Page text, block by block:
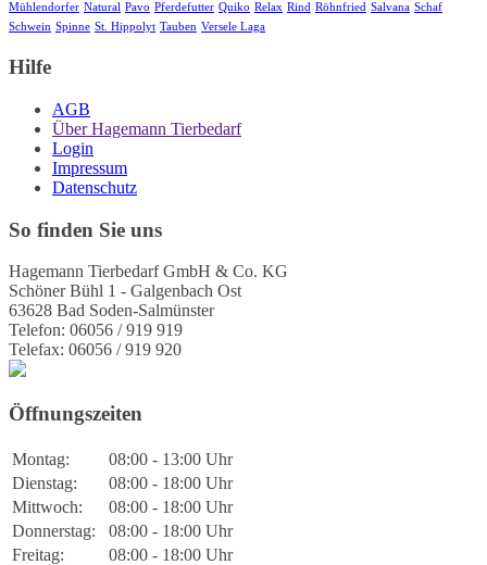
Mühlendorfer Natural Pavo Pferdefutter Quiko Relax Rind Röhnfried Salvana Schaf
Schwein Spinne St. Hippolyt Tauben Versele Laga
Hilfe
AGB
Über Hagemann Tierbedarf
Login
Impressum
Datenschutz
So finden Sie uns
Hagemann Tierbedarf GmbH & Co. KG
Schöner Bühl 1 - Galgenbach Ost
63628 Bad Soden-Salmünster
Telefon: 06056 / 919 919
Telefax: 06056 / 919 920
Öffnungszeiten
Montag:
08:00 - 13:00 Uhr
Dienstag:
08:00 - 18:00 Uhr
Mittwoch:
08:00 - 18:00 Uhr
Donnerstag:
08:00 - 18:00 Uhr
Freitag:
08:00 - 18:00 Uhr